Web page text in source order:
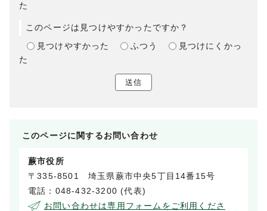
た
このページは見つけやすかったですか？
見つけやすかった
ふつう
見つけにくかっ
た
送信
このページに関するお問い合わせ
蕨市役所
〒335-8501 埼玉県蕨市中央5丁目14番15号
電話：048-432-3200 (代表)
お問い合わせは専用フォームをご利用くださ